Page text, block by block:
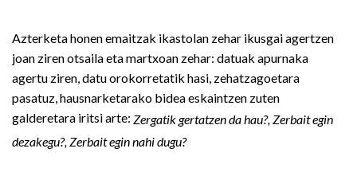
Azterketa honen emaitzak ikastolan zehar ikusgai agertzen
joan ziren otsaila eta martxoan zehar: datuak apurnaka
agertu ziren, datu orokorretatik hasi, zehatzagoetara
pasatuz, hausnarketarako bidea eskaintzen zuten
galderetara iritsi arte: Zergatik gertatzen da hau?, Zerbait egin
dezakegu?, Zerbait egin nahi dugu?